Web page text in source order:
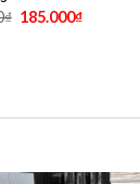
₫ 185.000₫